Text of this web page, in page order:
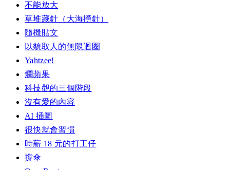
不能放大
草堆藏針（大海撈針）
隨機貼文
以貌取人的無限迴圈
Yahtzee!
爛蘋果
科技觀的三個階段
沒有愛的內容
AI 插圖
很快就會習慣
時薪 18 元的打工仔
撐傘